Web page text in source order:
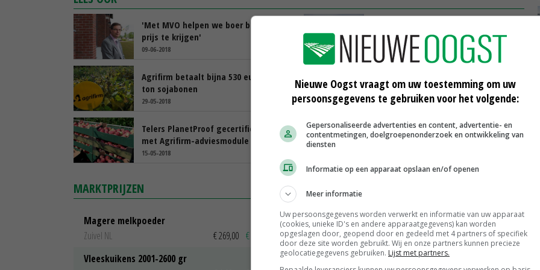
'Met MVO helpen we boer betere
prijs te krijgen'
09-06-2018
graanmarkt'
05-06-2018
Agrifirm betaalt bijna 530 euro per
ton sojabonen
29-05-2018
hoger dan marktprijs
18-05-2018
Telers PlanetProof gecertificeerd
met Agrifirm-adviesmodule
15-05-2018
Agrifirm test variabele inzaai
suikerbieten
MARKTPRIJZEN
Magere melkpoeder
Zuivel NL
€ 269,00 € 7,00
Vleeskuikens 2001-2600 gr
Scharreleieren maat 59
Barneveld
€ 12,00 € 0,00
Fritesgeschikt NL Du Be
Nieuwe Oogst vraagt om uw toestemming om uw
persoonsgegevens te gebruiken voor het volgende:
Gepersonaliseerde advertenties en content, advertentie- en
contentmetingen, doelgroepenonderzoek en ontwikkeling van
diensten
Informatie op een apparaat opslaan en/of openen
Meer informatie
Uw persoonsgegevens worden verwerkt en informatie van uw apparaat
(cookies, unieke ID's en andere apparaatgegevens) kan worden
opgeslagen door, geopend door en gedeeld met 4 partners of specifiek
door deze site worden gebruikt. Wij en onze partners kunnen precieze
geolocatiegegevens gebruiken. Lijst met partners.